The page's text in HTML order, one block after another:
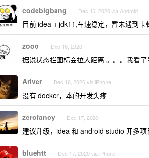
codebigbang Dec 16, 2020 via Android
目前 idea + jdk11,车速稳定，暂未遇到卡
zooo Dec 16, 2020
据说状态栏图标会拉大距离 。。。我看
Ariver Dec 16, 2020 via iPhone
没有 docker，本的开发头疼
zerofancy Dec 17, 2020
建议升级，idea 和 android studio 开多
bluehtt Dec 17, 2020 via iPhone